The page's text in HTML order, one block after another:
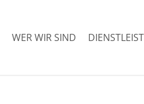
WER WIR SIND